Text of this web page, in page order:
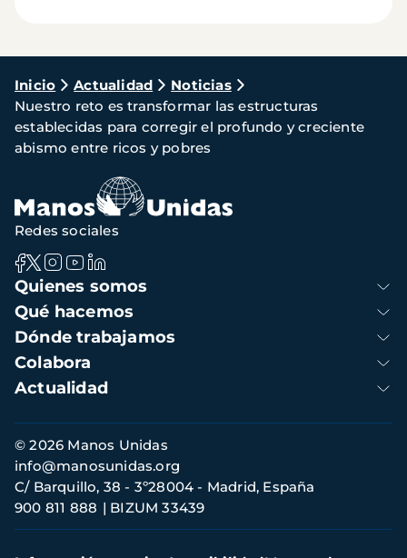
Ruta
de
navegación
Inicio Actualidad
Noticias
Nuestro reto es transformar las estructuras
establecidas para corregir el profundo y creciente
abismo entre ricos y pobres
Navegación
principal
Quienes somos
Qué hacemos
Dónde trabajamos
Colabora
Actualidad
Redes sociales
Información
de
contacto
© 2026 Manos Unidas
C/ Barquillo, 38 - 3º28004 - Madrid, España
900 811 888
BIZUM 33439
info@manosunidas.org